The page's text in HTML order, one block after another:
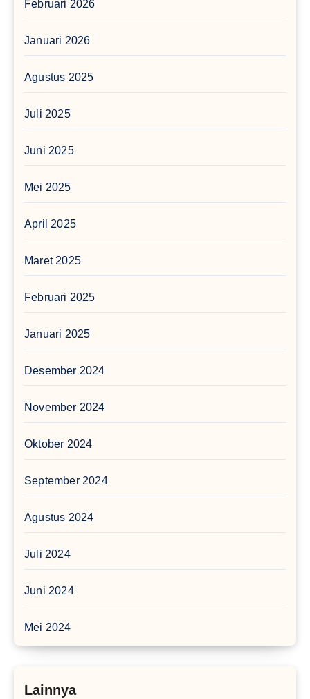
Februari 2026
Januari 2026
Agustus 2025
Juli 2025
Juni 2025
Mei 2025
April 2025
Maret 2025
Februari 2025
Januari 2025
Desember 2024
November 2024
Oktober 2024
September 2024
Agustus 2024
Juli 2024
Juni 2024
Mei 2024
Lainnya